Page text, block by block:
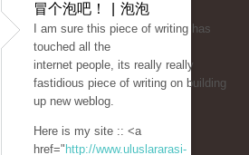
冒个泡吧！ | 泡泡
I am sure this piece of writing has
touched all the
internet people, its really really
fastidious piece of writing on building
up new weblog.
Here is my site :: <a
href=" http://www.uluslararasi-